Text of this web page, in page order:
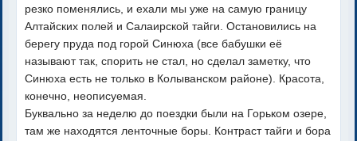
резко поменялись, и ехали мы уже на самую границу
Алтайских полей и Салаирской тайги. Остановились на
берегу пруда под горой Синюха (все бабушки её
называют так, спорить не стал, но сделал заметку, что
Синюха есть не только в Колыванском районе). Красота,
конечно, неописуемая.
Буквально за неделю до поездки были на Горьком озере,
там же находятся ленточные боры. Контраст тайги и бора